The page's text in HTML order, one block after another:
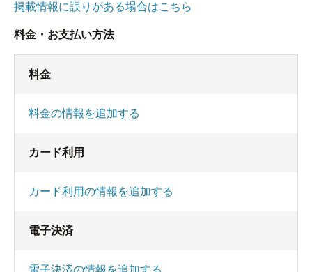
掲載情報に誤りがある場合はこちら
料金・お支払い方法
料金
料金の情報を追加する
カード利用
カード利用の情報を追加する
電子決済